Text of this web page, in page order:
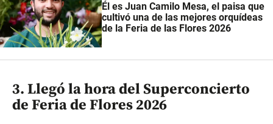
Él es Juan Camilo Mesa, el paisa que
cultivó una de las mejores orquídeas
de la Feria de las Flores 2026
3. Llegó la hora del Superconcierto
de Feria de Flores 2026